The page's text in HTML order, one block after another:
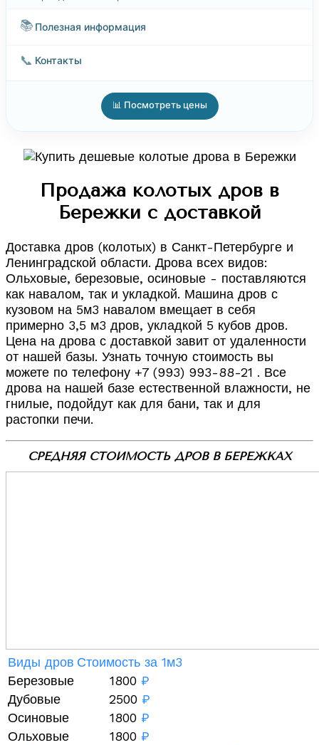
📚 Полезная информация
📞 Контакты
📊 Посмотреть цены
Продажа колотых дров в
Бережки с доставкой
Доставка дров (колотых) в Санкт-Петербурге и
Ленинградской области. Дрова всех видов:
Ольховые, березовые, осиновые - поставляются
как навалом, так и укладкой. Машина дров с
кузовом на 5м3 навалом вмещает в себя
примерно 3,5 м3 дров, укладкой 5 кубов дров.
Цена на дрова с доставкой завит от удаленности
от нашей базы. Узнать точную стоимость вы
можете по телефону +7 (993) 993-88-21 . Все
дрова на нашей базе естественной влажности, не
гнилые, подойдут как для бани, так и для
растопки печи.
СРЕДНЯЯ СТОИМОСТЬ ДРОВ В БЕРЕЖКАХ
Виды дров Стоимость за 1м3
Березовые
1800 ₽
Дубовые
2500 ₽
Осиновые
1800 ₽
Ольховые
1800 ₽